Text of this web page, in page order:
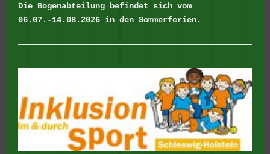
Die Bogenabteilung befindet sich vom
06.07.-14.08.2026 in den Sommerferien.